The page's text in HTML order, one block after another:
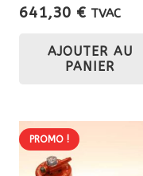
641,30 € TVAC
AJOUTER AU
PANIER
PROMO !